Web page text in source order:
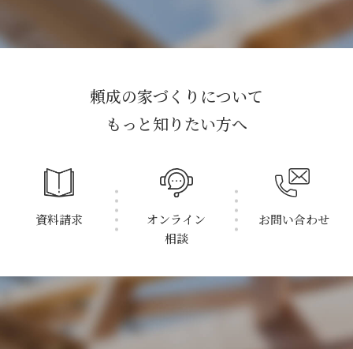
頼成の家づくりについて
もっと知りたい方へ
資料請求
オンライン
相談
お問い合わせ